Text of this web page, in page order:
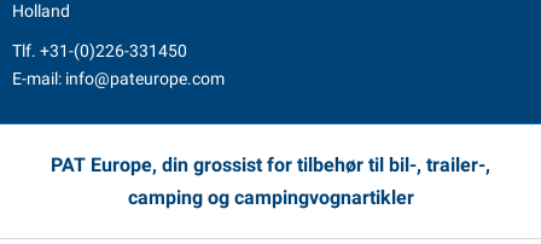
Holland
Tlf. +31-(0)226-331450
E-mail: info@pateurope.com
PAT Europe, din grossist for tilbehør til bil-, trailer-,
camping og campingvognartikler